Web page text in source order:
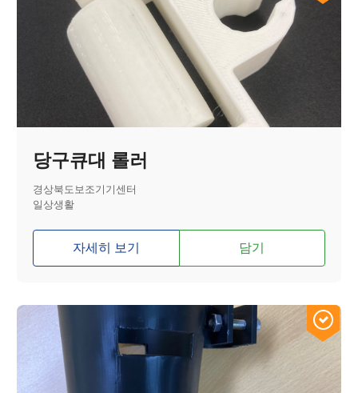
당구큐대 롤러
경상북도보조기기센터
일상생활
자세히 보기 담기